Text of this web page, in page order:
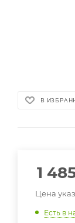
В
1
Цена
Есть в